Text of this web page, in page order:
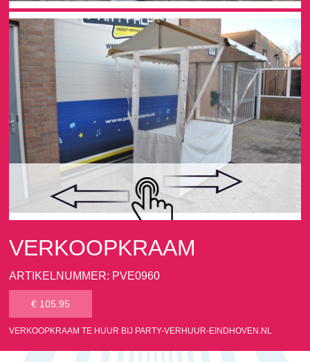
VERKOOPKRAAM
ARTIKELNUMMER: PVE0960
€ 105,95
VERKOOPKRAAM TE HUUR BIJ PARTY-VERHUUR-EINDHOVEN.NL